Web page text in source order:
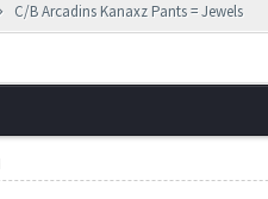
C/B Arcadins Kanaxz Pants = Jewels